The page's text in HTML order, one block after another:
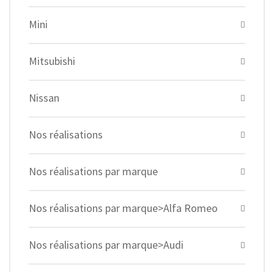
Mini
Mitsubishi
Nissan
Nos réalisations
Nos réalisations par marque
Nos réalisations par marque>Alfa Romeo
Nos réalisations par marque>Audi